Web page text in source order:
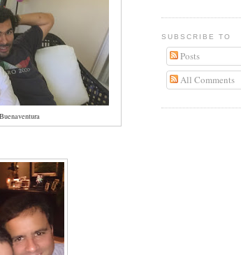
SUBSCRIBE TO
Posts
All Comments